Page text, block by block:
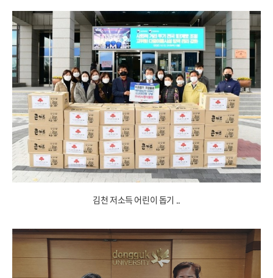
김천 저소득 어린이 돕기 ..